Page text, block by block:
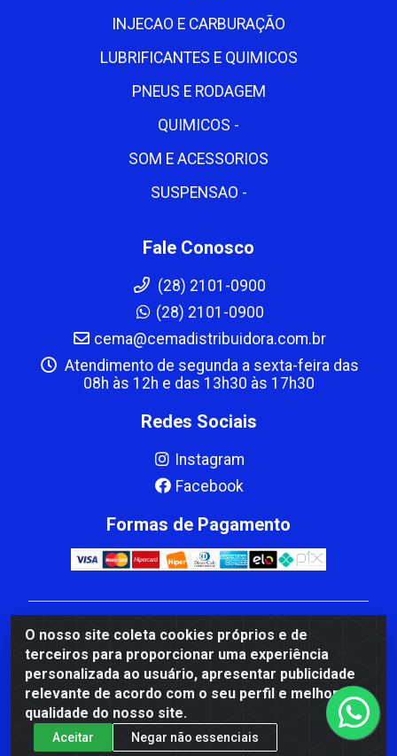
O nosso site coleta cookies próprios e de
terceiros para proporcionar uma experiência
personalizada ao usuário, apresentar publicidade
relevante de acordo com o seu perfil e melhorar a
qualidade do nosso site.
Aceitar Negar não essenciais
INJECAO E CARBURAÇÃO
LUBRIFICANTES E QUIMICOS
PNEUS E RODAGEM
QUIMICOS -
SOM E ACESSORIOS
SUSPENSAO -
Fale Conosco
(28) 2101-0900
(28) 2101-0900
cema@cemadistribuidora.com.br
Atendimento de segunda a sexta-feira das
08h às 12h e das 13h30 às 17h30
Redes Sociais
Instagram
Facebook
Formas de Pagamento
CBP MACEDO COMERCIO PEÇAS LTDA Matriz - av
Mauro Miranda Madureira, 1249 - Coramara , Cachoeiro
de Itapemirim/ES - CEP 29.311-310 - CNPJ
00.502.680/0001-41